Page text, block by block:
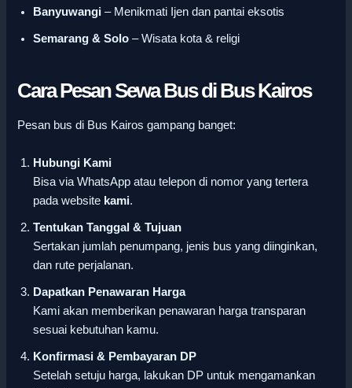
Banyuwangi – Menikmati Ijen dan pantai eksotis
Semarang & Solo – Wisata kota & religi
Cara Pesan Sewa Bus di Bus Kairos
Pesan bus di Bus Kairos gampang banget:
Hubungi Kami
Bisa via WhatsApp atau telepon di nomor yang tertera
pada website kami.
Tentukan Tanggal & Tujuan
Sertakan jumlah penumpang, jenis bus yang diinginkan,
dan rute perjalanan.
Dapatkan Penawaran Harga
Kami akan memberikan penawaran harga transparan
sesuai kebutuhan kamu.
Konfirmasi & Pembayaran DP
Setelah setuju harga, lakukan DP untuk mengamankan